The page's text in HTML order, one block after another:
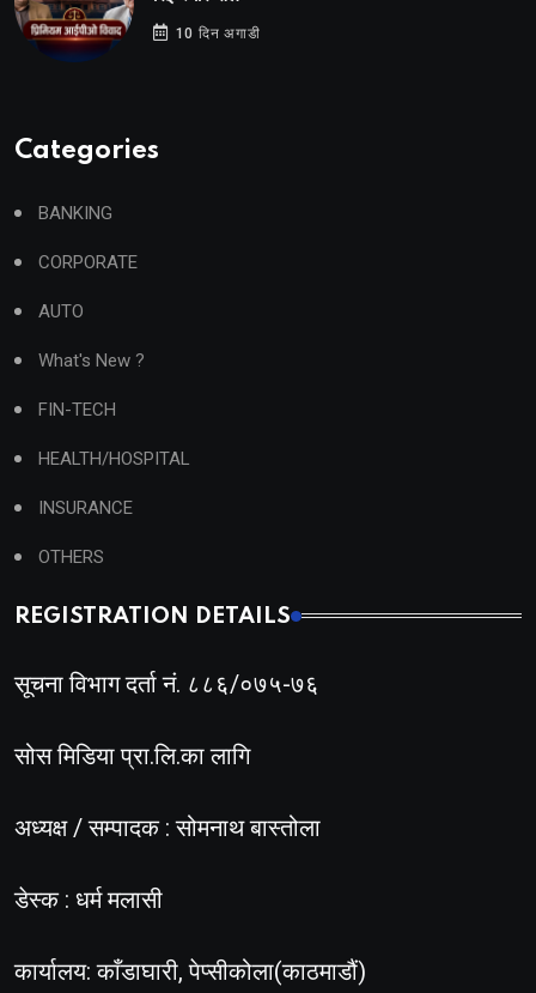
10 दिन अगाडी
Categories
BANKING
CORPORATE
AUTO
What's New ?
FIN-TECH
HEALTH/HOSPITAL
INSURANCE
OTHERS
REGISTRATION DETAILS
सूचना विभाग दर्ता नं. ८८६/०७५-७६
सोस मिडिया प्रा.लि.का लागि
अध्यक्ष / सम्पादक : सोमनाथ बास्तोला
डेस्क : धर्म मलासी
कार्यालय: काँडाघारी, पेप्सीकोला(काठमाडौं)